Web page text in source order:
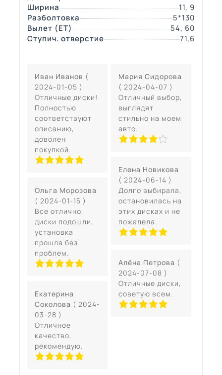
Ширина
11, 9
Разболтовка
5*130
Вылет (ЕТ)
54, 60
Ступич. отверстие
71,6
Иван Иванов (
2024-01-05 )
Отличные диски!
Полностью
соответствуют
описанию,
доволен
покупкой.
Ольга Морозова
( 2024-01-15 )
Все отлично,
диски подошли,
установка
прошла без
проблем.
Екатерина
Соколова ( 2024-
03-28 )
Отличное
качество,
рекомендую.
Мария Сидорова
( 2024-04-07 )
Отличный выбор,
выглядят
стильно на моем
авто.
Елена Новикова
( 2024-06-14 )
Долго выбирала,
остановилась на
этих дисках и не
пожалела.
Алёна Петрова (
2024-07-08 )
Отличные диски,
советую всем.